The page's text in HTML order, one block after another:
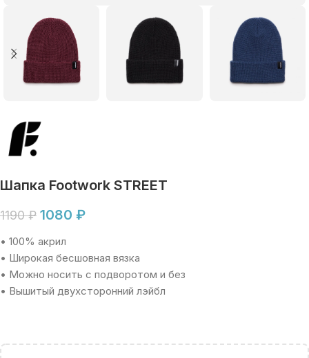
Шапка Footwork STREET
1190₽ 1080 ₽
• 100% акрил
• Широкая бесшовная вязка
• Можно носить с подворотом и без
• Вышитый двухсторонний лэйбл